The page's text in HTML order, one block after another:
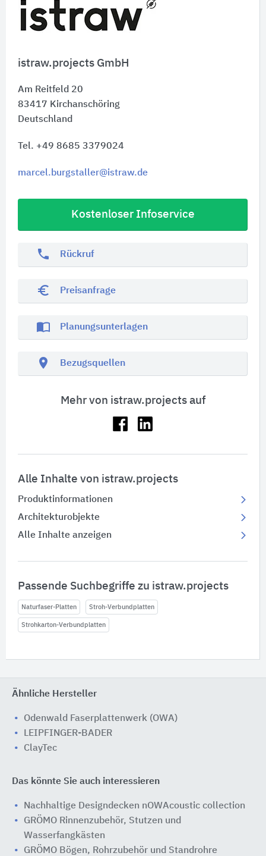
istraw.projects GmbH
Am Reitfeld 20
83417 Kirchanschöring
Deutschland
Tel. +49 8685 3379024
marcel.burgstaller@istraw.de
Kostenloser Infoservice
phone Rückruf
euro_symbol Preisanfrage
import_contacts Planungsunterlagen
location_on Bezugsquellen
Mehr von istraw.projects auf
Alle Inhalte von istraw.projects
Produktinformationen
Architekturobjekte
Alle Inhalte anzeigen
Passende Suchbegriffe zu istraw.projects
Naturfaser-Platten Stroh-Verbundplatten
Strohkarton-Verbundplatten
Ähnliche Hersteller
Odenwald Faserplattenwerk (OWA)
LEIPFINGER-BADER
ClayTec
Das könnte Sie auch interessieren
Nachhaltige Designdecken nOWAcoustic collection
GRÖMO Rinnenzubehör, Stutzen und
Wasserfangkästen
GRÖMO Bögen, Rohrzubehör und Standrohre